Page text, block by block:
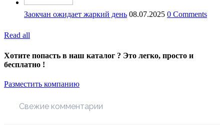
Заокчан ожидает жаркий день 08.07.2025 0 Comments
Read all
Хотите попасть в наш каталог ? Это легко, просто и
бесплатно !
Разместить компанию
Свежие комментарии